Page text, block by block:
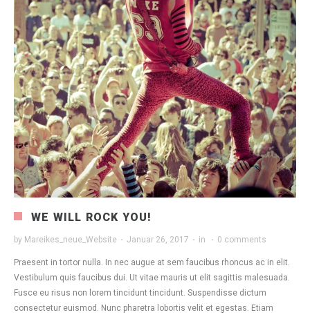
WE WILL ROCK YOU!
by Mareikes_neue_Website · Januar 26, 2017 · in · 0 comments
Praesent in tortor nulla. In nec augue at sem faucibus rhoncus ac in elit.
Vestibulum quis faucibus dui. Ut vitae mauris ut elit sagittis malesuada.
Fusce eu risus non lorem tincidunt tincidunt. Suspendisse dictum
consectetur euismod. Nunc pharetra lobortis velit et egestas. Etiam